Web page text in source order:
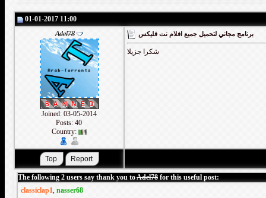
01-01-2017 11:00
Adel78
Joined: 03-05-2014
Posts: 40
Country:
برنامج مجاني لتحميل جميع افلام نت فليكس
شكرا جزيلا
The following 2 users say thank you toAdel78 for this useful post:
classiclap1, nasser68